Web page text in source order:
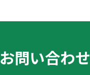
お問い合わせ